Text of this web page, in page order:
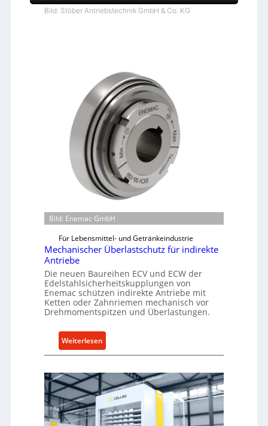
Bild: Stöber Antriebstechnik GmbH & Co. KG
Bild: Enemac GmbH
Für Lebensmittel- und Getränkeindustrie
Mechanischer Überlastschutz für indirekte
Antriebe
Die neuen Baureihen ECV und ECW der
Edelstahlsicherheitskupplungen von
Enemac schützen indirekte Antriebe mit
Ketten oder Zahnriemen mechanisch vor
Drehmomentspitzen und Überlastungen.
Weiterlesen:
M
c
h
n